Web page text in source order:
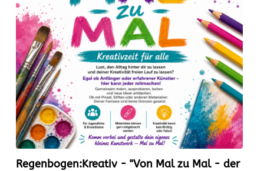
Regenbogen:Kreativ - "Von Mal zu Mal - der